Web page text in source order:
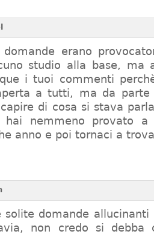
erano
studio alla base, ma
i tuoi commenti
a tutti, ma da parte
di cosa si stava
nemmeno provato a
anno e poi tornaci a
solite domande
non credo si debba